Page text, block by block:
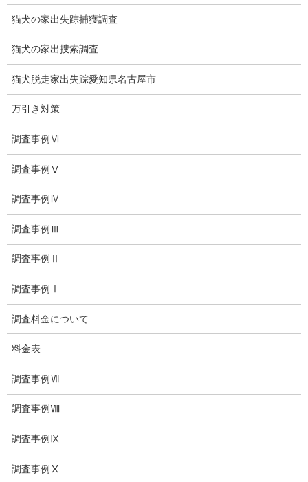
探偵エッセイ
探偵コラム
探偵日記
夫婦の信頼関係
お知らせ
いじめ相談
いじめ相談・愛知県名古屋
子供のいじめ問題・いじめ相談、小学生、中学生、高校生
日本版DBS
お問い合わせ
愛知県内出張面談実施中
浮気調査専門
結婚前の行動調査
結婚調査
猫犬の家出失踪捕獲調査
猫犬の家出捜索調査
猫犬脱走家出失踪愛知県名古屋市
万引き対策
調査事例Ⅵ
調査事例Ⅴ
調査事例Ⅳ
調査事例Ⅲ
調査事例Ⅱ
調査事例Ⅰ
調査料金について
料金表
調査事例Ⅶ
調査事例Ⅷ
調査事例Ⅸ
調査事例Ⅹ